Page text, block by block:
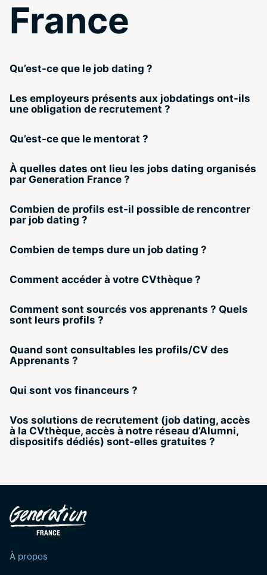
France
Qu’est-ce que le job dating ?
Les employeurs présents aux jobdatings ont-ils
une obligation de recrutement ?
Qu’est-ce que le mentorat ?
À quelles dates ont lieu les jobs dating organisés
par Generation France ?
Combien de profils est-il possible de rencontrer
par job dating ?
Combien de temps dure un job dating ?
Comment accéder à votre CVthèque ?
Comment sont sourcés vos apprenants ? Quels
sont leurs profils ?
Quand sont consultables les profils/CV des
Apprenants ?
Qui sont vos financeurs ?
Vos solutions de recrutement (job dating, accès
à la CVthèque, accès à notre réseau d’Alumni,
dispositifs dédiés) sont-elles gratuites ?
À propos